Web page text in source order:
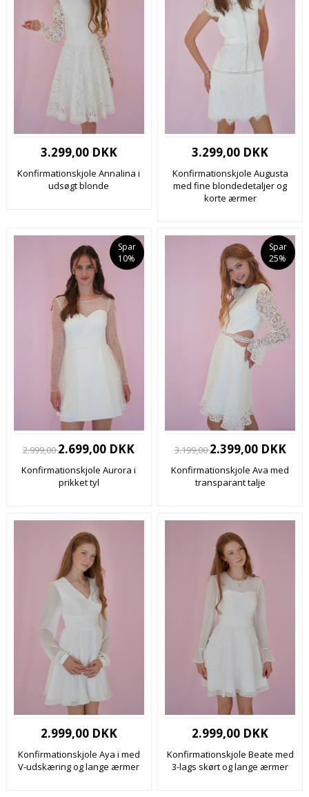
3.299,00 DKK
Konfirmationskjole Annalina i
udsøgt blonde
3.299,00 DKK
Konfirmationskjole Augusta
med fine blondedetaljer og
korte ærmer
Spar
10%
2.999,002.699,00 DKK
Konfirmationskjole Aurora i
prikket tyl
Spar
25%
3.199,002.399,00 DKK
Konfirmationskjole Ava med
transparant talje
2.999,00 DKK
Konfirmationskjole Aya i med
V-udskæring og lange ærmer
2.999,00 DKK
Konfirmationskjole Beate med
3-lags skørt og lange ærmer